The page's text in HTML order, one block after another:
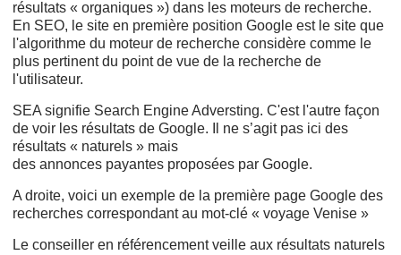
résultats « organiques ») dans les moteurs de recherche.
En SEO, le site en première position Google est le site que
l'algorithme du moteur de recherche considère comme le
plus pertinent du point de vue de la recherche de
l'utilisateur.
SEA signifie Search Engine Adversting. C'est l'autre façon
de voir les résultats de Google. Il ne s’agit pas ici des
résultats « naturels » mais
des annonces payantes proposées par Google.
A droite, voici un exemple de la première page Google des
recherches correspondant au mot-clé « voyage Venise »
Le conseiller en référencement veille aux résultats naturels